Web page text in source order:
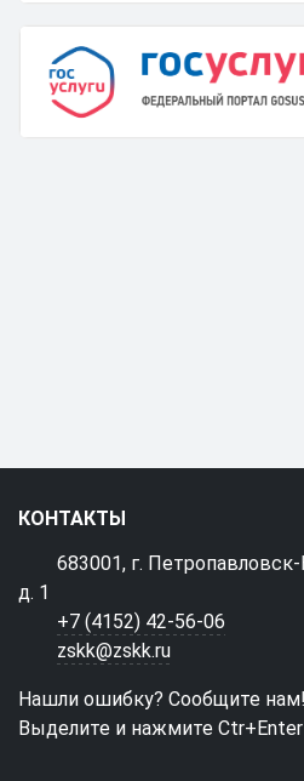
КОНТАКТЫ
683001, г.
д. 1
+7 (4152) 42-56-06
zskk@zskk.ru
Нашли ошибку? Сообщите нам!
Выделите и нажмите Ctr+Enter